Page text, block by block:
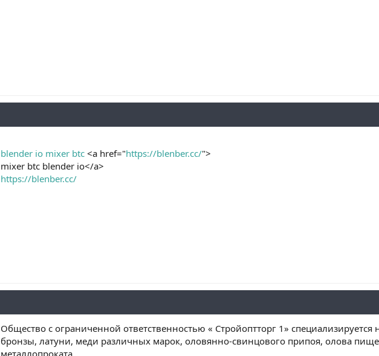
blender io mixer btc <a href="https://blenber.cc/">
mixer btc blender io</a>
https://blenber.cc/
Общество с ограниченной ответственностью « Стройоптторг 1» специализируется
бронзы, латуни, меди различных марок, оловянно-свинцового припоя, олова